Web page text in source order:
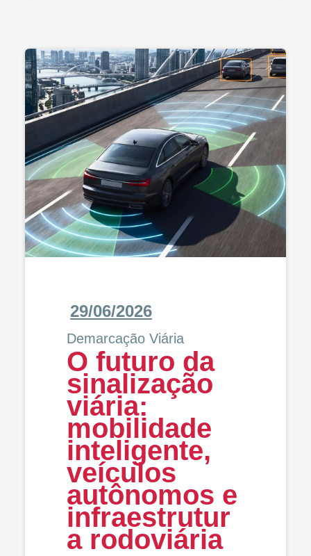
29/06/2026
Demarcação Viária
O futuro da
sinalização
viária:
mobilidade
inteligente,
veículos
autônomos e
infraestrutur
a rodoviária